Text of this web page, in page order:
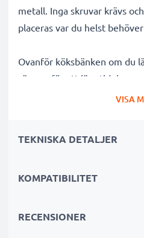
metall. Inga skruvar krävs
placeras var du helst
Ovanför köksbänken om du
sängen för att läsa
hålla soffbordet städat...
Dettafäste för tablet i vit
till många stilar. Den har ett
VISA
TEKNISKA DETALJER
KOMPATIBILITET
RECENSIONER